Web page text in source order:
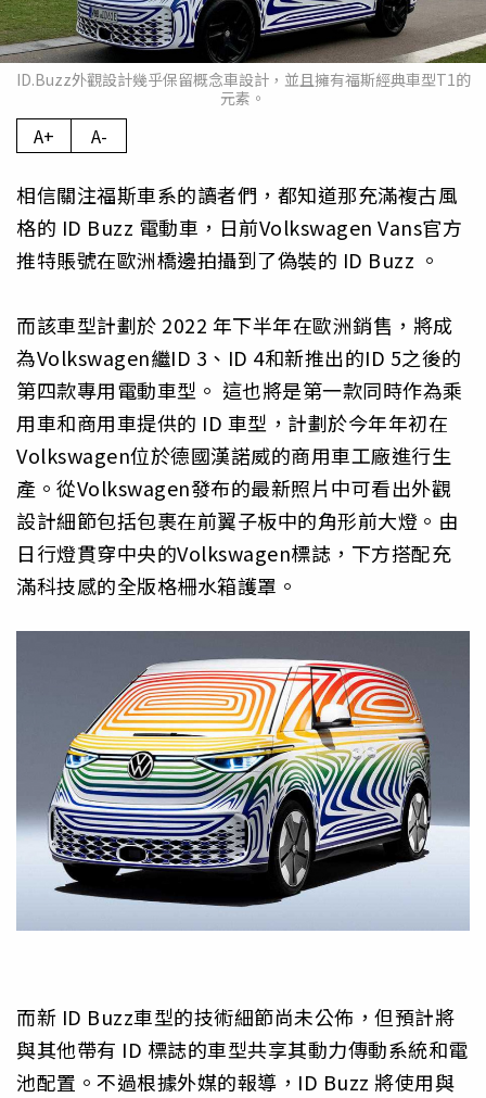
ID.Buzz外觀設計幾乎保留概念車設計，並且擁有福斯經典車型T1的
元素。
A+ A-
相信關注福斯車系的讀者們，都知道那充滿複古風
格的 ID Buzz 電動車，日前Volkswagen Vans官方
推特賬號在歐洲橋邊拍攝到了偽裝的 ID Buzz 。
而該車型計劃於 2022 年下半年在歐洲銷售，將成
為Volkswagen繼ID 3、ID 4和新推出的ID 5之後的
第四款專用電動車型。 這也將是第一款同時作為乘
用車和商用車提供的 ID 車型，計劃於今年年初在
Volkswagen位於德國漢諾威的商用車工廠進行生
產。從Volkswagen發布的最新照片中可看出外觀
設計細節包括包裹在前翼子板中的角形前大燈。由
日行燈貫穿中央的Volkswagen標誌，下方搭配充
滿科技感的全版格柵水箱護罩。
而新 ID Buzz車型的技術細節尚未公佈，但預計將
與其他帶有 ID 標誌的車型共享其動力傳動系統和電
池配置。不過根據外媒的報導，ID Buzz 將使用與